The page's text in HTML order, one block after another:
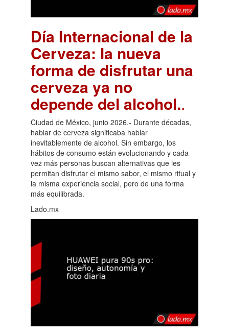
Día Internacional de la
Cerveza: la nueva
forma de disfrutar una
cerveza ya no
depende del alcohol..
Ciudad de México, junio 2026.- Durante décadas,
hablar de cerveza significaba hablar
inevitablemente de alcohol. Sin embargo, los
hábitos de consumo están evolucionando y cada
vez más personas buscan alternativas que les
permitan disfrutar el mismo sabor, el mismo ritual y
la misma experiencia social, pero de una forma
más equilibrada.
Lado.mx